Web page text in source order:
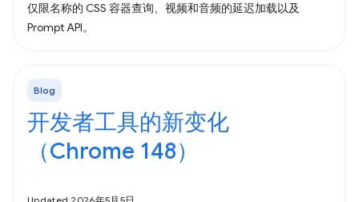
仅限名称的 CSS 容器查询、视频和音频的延迟加载以及
Prompt API。
Blog
开发者工具的新变化
（Chrome 148）